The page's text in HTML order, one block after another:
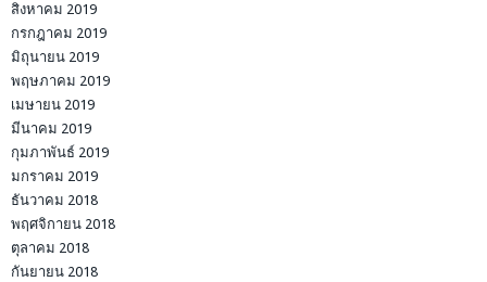
สิงหาคม 2019
กรกฎาคม 2019
มิถุนายน 2019
พฤษภาคม 2019
เมษายน 2019
มีนาคม 2019
กุมภาพันธ์ 2019
มกราคม 2019
ธันวาคม 2018
พฤศจิกายน 2018
ตุลาคม 2018
กันยายน 2018